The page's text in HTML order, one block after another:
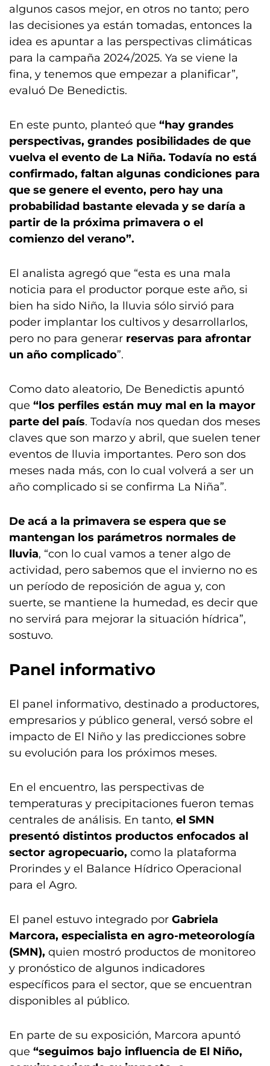
algunos casos mejor, en otros no tanto; pero
las decisiones ya están tomadas, entonces la
idea es apuntar a las perspectivas climáticas
para la campaña 2024/2025. Ya se viene la
fina, y tenemos que empezar a planificar”,
evaluó De Benedictis.
En este punto, planteó que “hay grandes
perspectivas, grandes posibilidades de que
vuelva el evento de La Niña. Todavía no está
confirmado, faltan algunas condiciones para
que se genere el evento, pero hay una
probabilidad bastante elevada y se daría a
partir de la próxima primavera o el
comienzo del verano”.
El analista agregó que “esta es una mala
noticia para el productor porque este año, si
bien ha sido Niño, la lluvia sólo sirvió para
poder implantar los cultivos y desarrollarlos,
pero no para generar reservas para afrontar
un año complicado”.
Como dato aleatorio, De Benedictis apuntó
que “los perfiles están muy mal en la mayor
parte del país. Todavía nos quedan dos meses
claves que son marzo y abril, que suelen tener
eventos de lluvia importantes. Pero son dos
meses nada más, con lo cual volverá a ser un
año complicado si se confirma La Niña”.
De acá a la primavera se espera que se
mantengan los parámetros normales de
lluvia, “con lo cual vamos a tener algo de
actividad, pero sabemos que el invierno no es
un período de reposición de agua y, con
suerte, se mantiene la humedad, es decir que
no servirá para mejorar la situación hídrica”,
sostuvo.
Panel informativo
El panel informativo, destinado a productores,
empresarios y público general, versó sobre el
impacto de El Niño y las predicciones sobre
su evolución para los próximos meses.
En el encuentro, las perspectivas de
temperaturas y precipitaciones fueron temas
centrales de análisis. En tanto, el SMN
presentó distintos productos enfocados al
sector agropecuario, como la plataforma
Prorindes y el Balance Hídrico Operacional
para el Agro.
El panel estuvo integrado por Gabriela
Marcora, especialista en agro-meteorología
(SMN), quien mostró productos de monitoreo
y pronóstico de algunos indicadores
específicos para el sector, que se encuentran
disponibles al público.
En parte de su exposición, Marcora apuntó
que “seguimos bajo influencia de El Niño,